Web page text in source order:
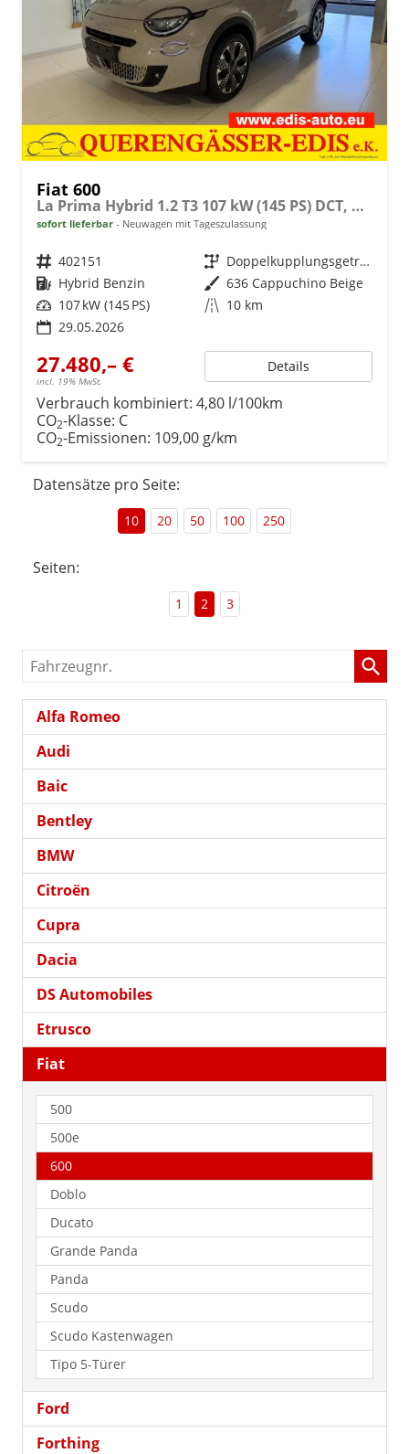
Fiat 600
La Prima Hybrid 1.2 T3 107 kW (145 PS) DCT, Winterpaket, Dolce Vita Paket, Ledersitze Canneloni, Chrom Akzente, Klimaautomatik, Einparkhilfe hinten, LED-Scheinwerfer, Volldigitales Kombiinstrument, Fernlichtassistent, uvm.
sofort lieferbar Neuwagen mit Tageszulassung
Fahrzeugnr. 402151 Getriebe
Doppelkupplungsgetriebe (DSG)
Kraftstoff Hybrid Benzin Außenfarbe 636 Cappuchino Beige
Leistung 107 kW (145 PS) Kilometerstand 10 km
29.05.2026
27.480,– €
incl. 19% MwSt.
Details
Verbrauch kombiniert: 4,80 l/100km
CO2-Klasse: C
CO2-Emissionen: 109,00 g/km
Datensätze pro Seite:
10 20 50 100 250
Seiten:
1 2 3
Fahrzeugnr.
Alfa Romeo
Audi
Baic
Bentley
BMW
Citroën
Cupra
Dacia
DS Automobiles
Etrusco
Fiat
500
500e
600
Doblo
Ducato
Grande Panda
Panda
Scudo
Scudo Kastenwagen
Tipo 5-Türer
Ford
Forthing